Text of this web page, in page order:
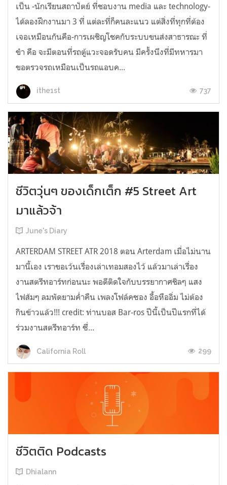
เป็น -นักเรียนสถาปัตย์ ที่ชอบงาน media และ technology-
ได้ลองฝึกงานมา 3 ที่ แต่ละที่ก็คนละแนว แต่สิ่งที่ทุกที่ต้อง
เจอเหมือนกันคือ-การเผชิญโชคกับระบบขนส่งสาธารณะ ที่
ขำ คือ จะมีตอนที่รถตู้แวะจอดรับคน มีครั้งนึงที่มีทหารมา
ขอตรวจรถเหมือนเป็นรถแอบค...
ithe1st 737
ชีวิตวุ่นๆ ของเด็กเต็ก #5 Street Art
มาแล้วจ้า
June's Diary
ARTERDAM STREET ATR 2018 ตอน Arterdam เมื่อไม่นาน
มานี้เอง เราขอเว้นเรื่องเล่าเทอมสองไว้ แล้วมาเล่าเรื่อง
งานสตรีทอาร์ทก่อนนะ พอดีติดใจกับบรรยากาศชิลๆ แสง
ไฟส้มๆ ลมพัดยามค่ำคืน เพลงโฟล์คซอง อื้อหืออิ่ม ไม่ต้อง
กินข้าวแล้ว!!! credit: ท่านบอส Bar-ros ปีนี้เป็นปีแรกที่ได้
ร่วมงานสตรีทอาร์ท ซึ่...
California Roll 299
ชีวิตติด Podcasts
Dhialann